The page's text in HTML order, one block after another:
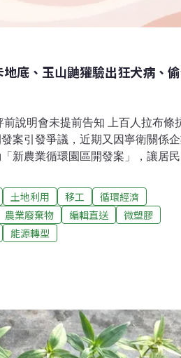
底、玉山鼬獾驗出狂犬病、
說明會未提前告知 上百人拉布條
案引發爭議，近期又因寧衛關係
新農業循環園區開發案」，讓居
百民眾不滿大兆公司未依法提前十
手持反對牌抗議，主張會議無效。
求市長陳其邁回應。（聯合報、聯
區 今按鈴申告雲縣農業處三人
土地利用 移工
循環經濟
農業廢棄物 編輯直送
微塑膠
能源轉型